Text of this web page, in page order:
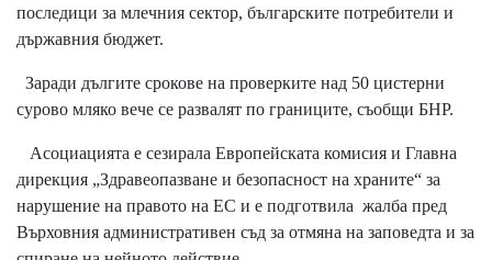
последици за млечния сектор, българските потребители и
държавния бюджет.
Заради дългите срокове на проверките над 50 цистерни
сурово мляко вече се развалят по границите, съобщи БНР.
Асоциацията е сезирала Европейската комисия и Главна
дирекция „Здравеопазване и безопасност на храните“ за
нарушение на правото на ЕС и е подготвила жалба пред
Върховния административен съд за отмяна на заповедта и за